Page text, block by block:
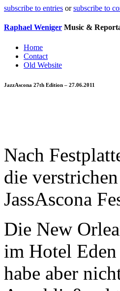
subscribe to entries orsubscribe to
Raphael Weniger Music &
Home
Contact
Old Website
JazzAscona 27th Edition – 27.06.2011
Nach
die
JassAscona
Die New
im Hotel
habe aber